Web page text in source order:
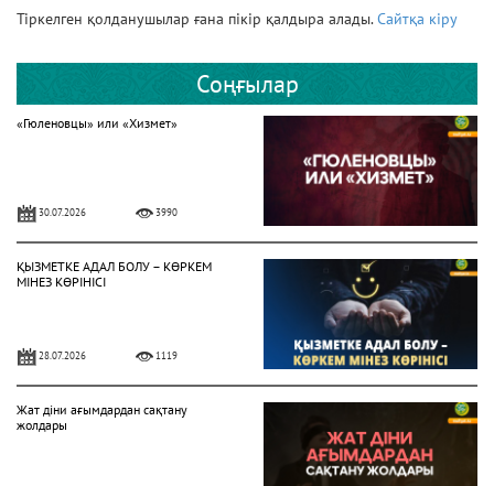
Тіркелген қолданушылар ғана пікір қалдыра алады.Сайтқа кіру
Соңғылар
«Гюленовцы» или «Хизмет»
30.07.2026 3990
ҚЫЗМЕТКЕ АДАЛ БОЛУ – КӨРКЕМ
МІНЕЗ КӨРІНІСІ
28.07.2026 1119
Жат діни ағымдардан сақтану
жолдары